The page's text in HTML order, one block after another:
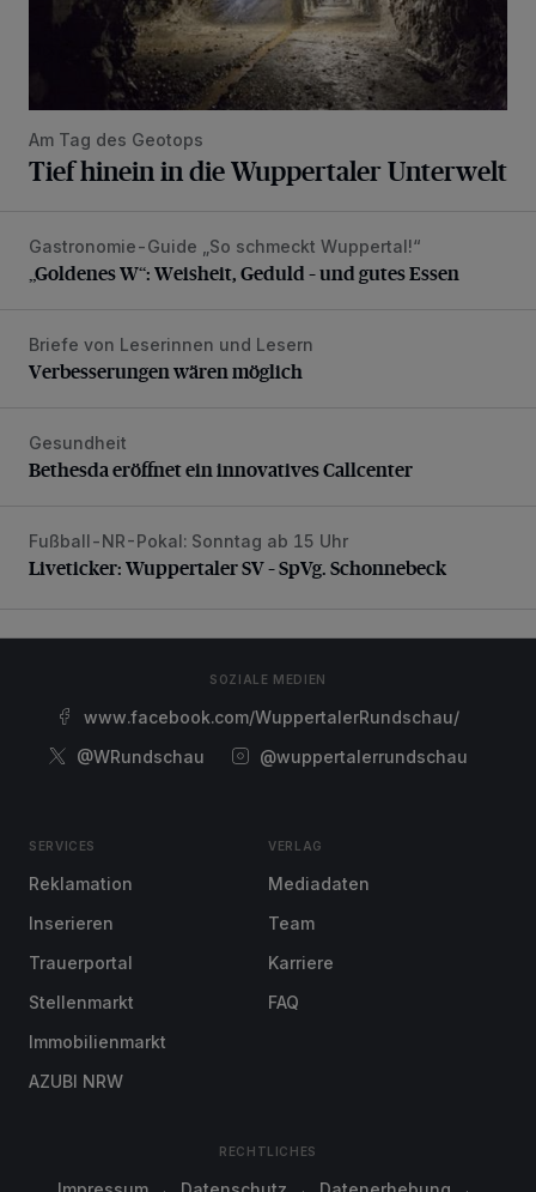
Am Tag des Geotops
Tief hinein in die Wuppertaler Unterwelt
„Goldenes W“: Weisheit, Geduld – und gutes Essen
Gastronomie-Guide „So schmeckt Wuppertal!“
„Goldenes W“: Weisheit, Geduld – und gutes Essen
Verbesserungen wären möglich
Briefe von Leserinnen und Lesern
Verbesserungen wären möglich
Bethesda eröffnet ein innovatives Callcenter
Gesundheit
Bethesda eröffnet ein innovatives Callcenter
Liveticker: Wuppertaler SV – SpVg. Schonnebeck
Fußball-NR-Pokal: Sonntag ab 15 Uhr
Liveticker: Wuppertaler SV – SpVg. Schonnebeck
SOZIALE MEDIEN
www.facebook.com/WuppertalerRundschau/
@WRundschau
@wuppertalerrundschau
SERVICES
Reklamation
Inserieren
Trauerportal
Stellenmarkt
Immobilienmarkt
AZUBI NRW
VERLAG
Mediadaten
Team
Karriere
FAQ
RECHTLICHES